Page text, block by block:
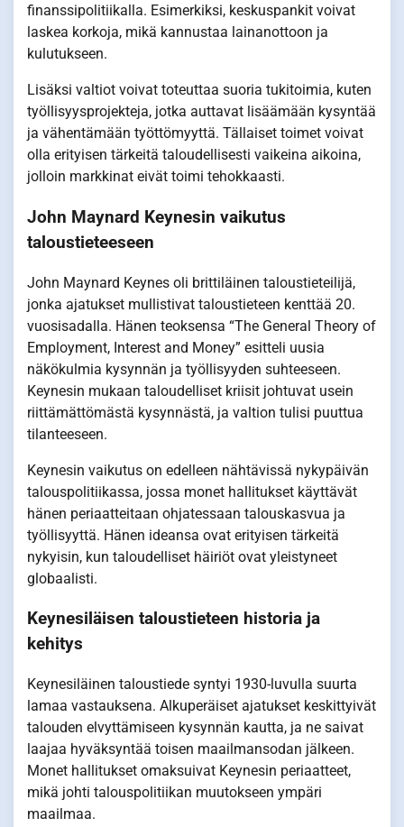
finanssipolitiikalla. Esimerkiksi, keskuspankit voivat
laskea korkoja, mikä kannustaa lainanottoon ja
kulutukseen.
Lisäksi valtiot voivat toteuttaa suoria tukitoimia, kuten
työllisyysprojekteja, jotka auttavat lisäämään kysyntää
ja vähentämään työttömyyttä. Tällaiset toimet voivat
olla erityisen tärkeitä taloudellisesti vaikeina aikoina,
jolloin markkinat eivät toimi tehokkaasti.
John Maynard Keynesin vaikutus
taloustieteeseen
John Maynard Keynes oli brittiläinen taloustieteilijä,
jonka ajatukset mullistivat taloustieteen kenttää 20.
vuosisadalla. Hänen teoksensa “The General Theory of
Employment, Interest and Money” esitteli uusia
näkökulmia kysynnän ja työllisyyden suhteeseen.
Keynesin mukaan taloudelliset kriisit johtuvat usein
riittämättömästä kysynnästä, ja valtion tulisi puuttua
tilanteeseen.
Keynesin vaikutus on edelleen nähtävissä nykypäivän
talouspolitiikassa, jossa monet hallitukset käyttävät
hänen periaatteitaan ohjatessaan talouskasvua ja
työllisyyttä. Hänen ideansa ovat erityisen tärkeitä
nykyisin, kun taloudelliset häiriöt ovat yleistyneet
globaalisti.
Keynesiläisen taloustieteen historia ja
kehitys
Keynesiläinen taloustiede syntyi 1930-luvulla suurta
lamaa vastauksena. Alkuperäiset ajatukset keskittyivät
talouden elvyttämiseen kysynnän kautta, ja ne saivat
laajaa hyväksyntää toisen maailmansodan jälkeen.
Monet hallitukset omaksuivat Keynesin periaatteet,
mikä johti talouspolitiikan muutokseen ympäri
maailmaa.